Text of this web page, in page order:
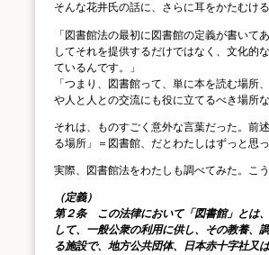
そんな花井氏の話に、さらに耳をかたむける
「図書館法の最初に図書館の定義が書い
してそれを提供するだけではなく、文化的
ているんです。」
「つまり、図書館って、単に本を読む場
や人と人との交流にも役に立てるべき場所な
それは、ものすごく意外な言葉だった。前
る場所」＝図書館、だとわたしはずっと思っ
実際、図書館法をわたしも調べてみた。こう
（定義）
第２条 この法律において「図書館」とは
して、一般公衆の利用に供し、その教養、
る施設で、地方公共団体、日本赤十字社又